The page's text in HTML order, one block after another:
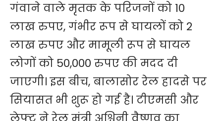
गंवाने वाले मृतक के परिजनों को 10
लाख रुपए, गंभीर रूप से घायलों को 2
लाख रुपए और मामूली रूप से घायल
लोगों को 50,000 रुपए की मदद दी
जाएगी। इस बीच, बालासोर रेल हादसे पर
सियासत भी शुरू हो गई है। टीएमसी और